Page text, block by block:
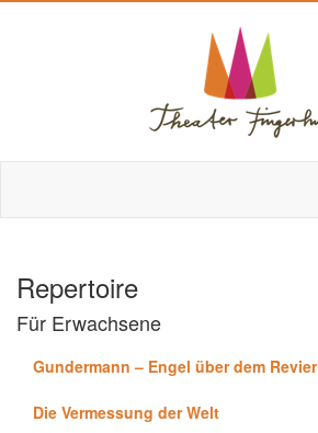
Repertoire
Für Erwachsene
Gundermann – Engel über dem Revier
Die Vermessung der Welt